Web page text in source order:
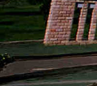
區塊
補充內容區塊